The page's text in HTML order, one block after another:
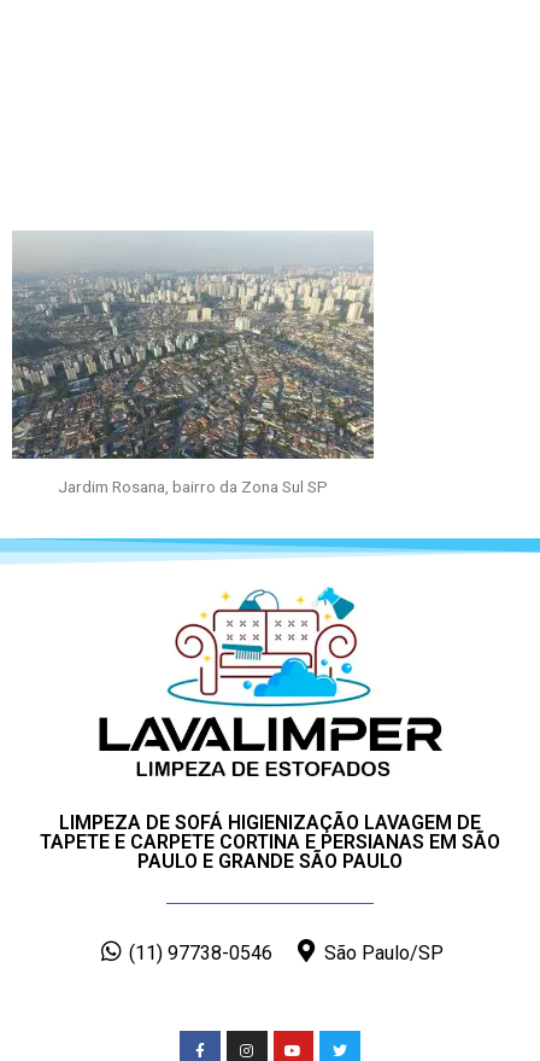
Jardim Rosana, bairro da Zona Sul SP
LIMPEZA DE SOFÁ HIGIENIZAÇÃO LAVAGEM DE
TAPETE E CARPETE CORTINA E PERSIANAS EM SÃO
PAULO E GRANDE SÃO PAULO
(11) 97738-0546 São Paulo/SP